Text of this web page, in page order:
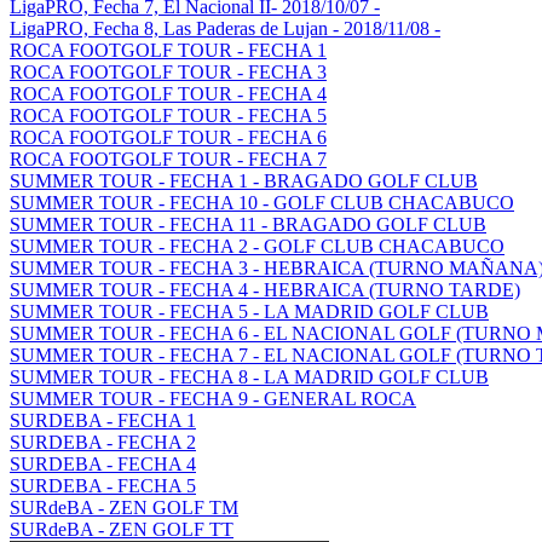
LigaPRO, Fecha 7, El Nacional II- 2018/10/07 -
LigaPRO, Fecha 8, Las Paderas de Lujan - 2018/11/08 -
ROCA FOOTGOLF TOUR - FECHA 1
ROCA FOOTGOLF TOUR - FECHA 3
ROCA FOOTGOLF TOUR - FECHA 4
ROCA FOOTGOLF TOUR - FECHA 5
ROCA FOOTGOLF TOUR - FECHA 6
ROCA FOOTGOLF TOUR - FECHA 7
SUMMER TOUR - FECHA 1 - BRAGADO GOLF CLUB
SUMMER TOUR - FECHA 10 - GOLF CLUB CHACABUCO
SUMMER TOUR - FECHA 11 - BRAGADO GOLF CLUB
SUMMER TOUR - FECHA 2 - GOLF CLUB CHACABUCO
SUMMER TOUR - FECHA 3 - HEBRAICA (TURNO
SUMMER TOUR - FECHA 4 - HEBRAICA (TURNO TARDE)
SUMMER TOUR - FECHA 5 - LA MADRID GOLF CLUB
SUMMER TOUR - FECHA 6 - EL NACIONAL GOLF
SUMMER TOUR - FECHA 7 - EL NACIONAL GOLF (TURNO
SUMMER TOUR - FECHA 8 - LA MADRID GOLF CLUB
SUMMER TOUR - FECHA 9 - GENERAL ROCA
SURDEBA - FECHA 1
SURDEBA - FECHA 2
SURDEBA - FECHA 4
SURDEBA - FECHA 5
SURdeBA - ZEN GOLF TM
SURdeBA - ZEN GOLF TT